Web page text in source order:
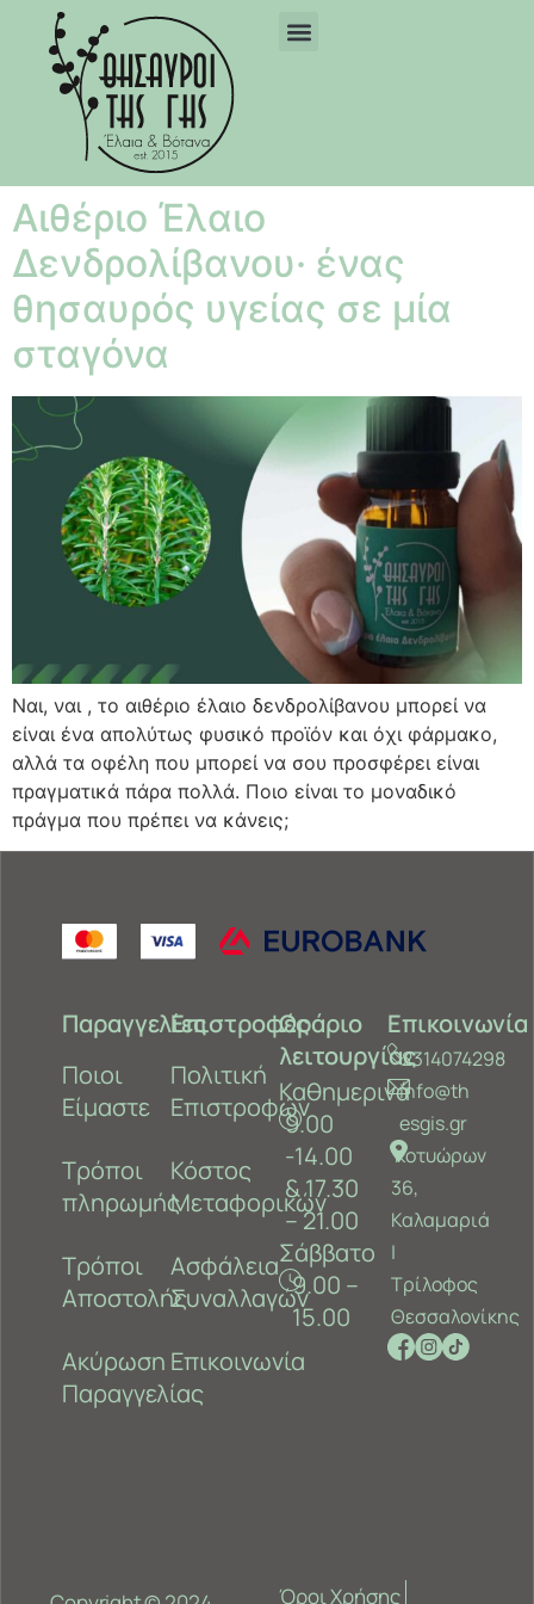
Αιθέριο Έλαιο
Δενδρολίβανου· ένας
θησαυρός υγείας σε μία
σταγόνα
Ναι, ναι , το αιθέριο έλαιο δενδρολίβανου μπορεί να
είναι ένα απολύτως φυσικό προϊόν και όχι φάρμακο,
αλλά τα οφέλη που μπορεί να σου προσφέρει είναι
πραγματικά πάρα πολλά. Ποιο είναι το μοναδικό
πράγμα που πρέπει να κάνεις;
Παραγγελίες
Ποιοι
Είμαστε
Τρόποι
πληρωμής
Τρόποι
Αποστολής
Ακύρωση
Παραγγελίας
Επιστροφές
Πολιτική
Επιστροφών
Κόστος
Μεταφορικών
Ασφάλεια
Συναλλαγών
Επικοινωνία
Ωράριο
λειτουργίας
Καθημερινά
9.00
-14.00
& 17.30
– 21.00
Σάββατο
9.00 –
15.00
Επικοινωνία
2314074298
info@th
esgis.gr
Κοτυώρων
36,
Καλαμαριά
‎|
Τρίλοφος
Θεσσαλονίκης
Όροι Χρήσης